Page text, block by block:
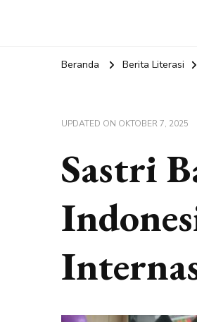
Beranda Berita Literasi
UPDATED ON OKTOBER 7, 2025
Sastri